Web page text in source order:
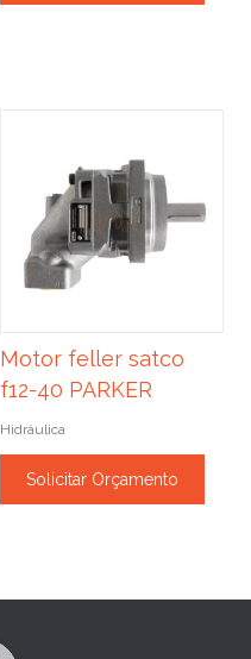
Motor feller satco
f12-40 PARKER
Hidráulica
Solicitar Orçamento